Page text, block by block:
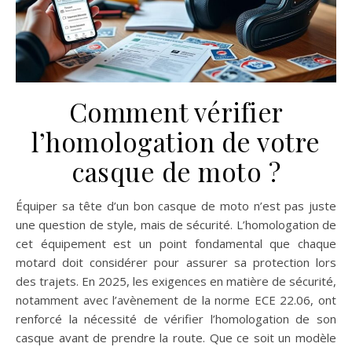
Comment vérifier
l’homologation de votre
casque de moto ?
Équiper sa tête d’un bon casque de moto n’est pas juste
une question de style, mais de sécurité. L’homologation de
cet équipement est un point fondamental que chaque
motard doit considérer pour assurer sa protection lors
des trajets. En 2025, les exigences en matière de sécurité,
notamment avec l’avènement de la norme ECE 22.06, ont
renforcé la nécessité de vérifier l’homologation de son
casque avant de prendre la route. Que ce soit un modèle